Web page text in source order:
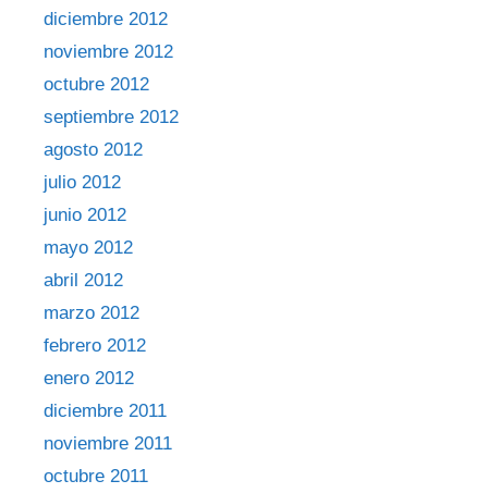
diciembre 2012
noviembre 2012
octubre 2012
septiembre 2012
agosto 2012
julio 2012
junio 2012
mayo 2012
abril 2012
marzo 2012
febrero 2012
enero 2012
diciembre 2011
noviembre 2011
octubre 2011